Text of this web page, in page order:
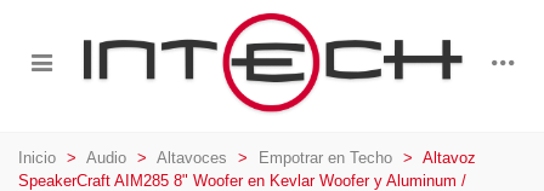
Inicio > Audio > Altavoces > Empotrar en Techo > Altavoz
SpeakerCraft AIM285 8" Woofer en Kevlar Woofer y Aluminum /